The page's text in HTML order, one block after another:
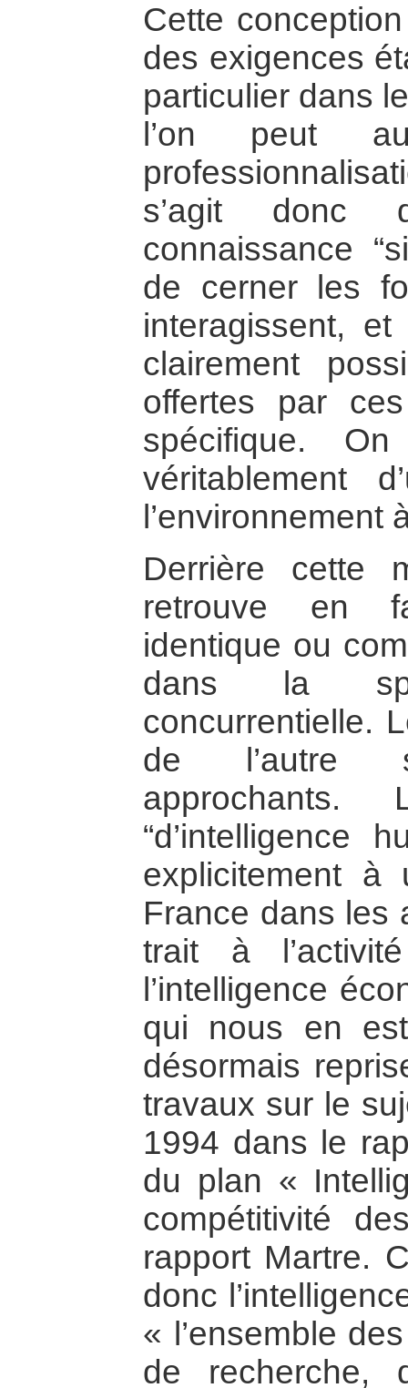
Cette
des exigences
particulier dans
l’on peut
s’agit donc
connaissance
de cerner les
interagissent,
clairement
offertes par
spécifique.
véritablement
l’environnement
Derrière cette
retrouve en
identique ou
dans la
concurrentielle.
de l’autre
approchants.
“d’intelligence
explicitement à
France dans les
trait à
l’intelligence
qui nous en
désormais
travaux sur le
1994 dans le
du plan «
compétitivité
rapport Martre.
donc
« l’ensemble
de recherche,